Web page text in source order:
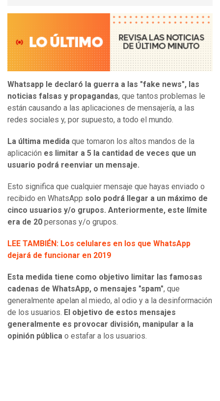
Whatsapp le declaró la guerra a las "fake news", las
noticias falsas y propagandas, que tantos problemas le
están causando a las aplicaciones de mensajería, a las
redes sociales y, por supuesto, a todo el mundo.
La última medida que tomaron los altos mandos de la
aplicación es limitar a 5 la cantidad de veces que un
usuario podrá reenviar un mensaje.
Esto significa que cualquier mensaje que hayas enviado o
recibido en WhatsApp solo podrá llegar a un máximo de
cinco usuarios y/o grupos. Anteriormente, este límite
era de 20 personas y/o grupos.
LEE TAMBIÉN: Los celulares en los que WhatsApp
dejará de funcionar en 2019
Esta medida tiene como objetivo limitar las famosas
cadenas de WhatsApp, o mensajes "spam", que
generalmente apelan al miedo, al odio y a la desinformación
de los usuarios. El objetivo de estos mensajes
generalmente es provocar división, manipular a la
opinión pública o estafar a los usuarios.